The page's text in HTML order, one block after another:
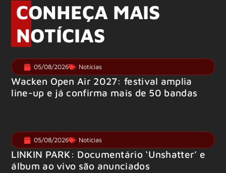
CONHEÇA MAIS
NOTÍCIAS
05/08/2026 Notícias
Wacken Open Air 2027: festival amplia
line-up e já confirma mais de 50 bandas
05/08/2026 Notícias
LINKIN PARK: Documentário ‘Unshatter’ e
álbum ao vivo são anunciados